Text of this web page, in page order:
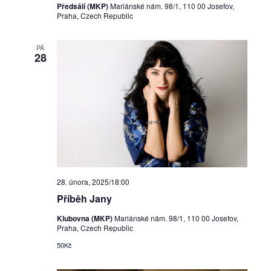
Předsálí (MKP)Mariánské nám. 98/1, 110 00 Josefov,
Praha, Czech Republic
PÁ
28
Příběh Jany
28. února, 2025/18:00
Klubovna (MKP)Mariánské nám. 98/1, 110 00 Josefov,
Praha, Czech Republic
50Kč